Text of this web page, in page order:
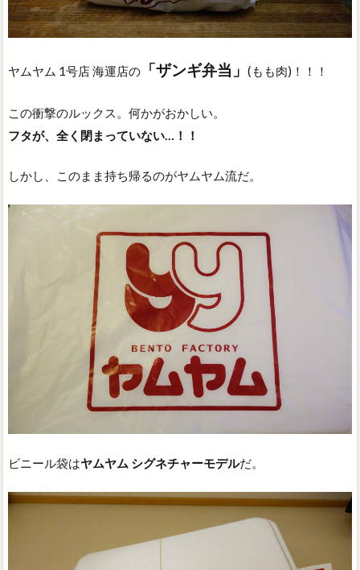
ヤムヤム 1号店 海運店の 「ザンギ弁当」 (もも肉)！！！
この衝撃のルックス。何かがおかしい。
フタが、全く閉まっていない…！！
しかし、このまま持ち帰るのがヤムヤム流だ。
ビニール袋はヤムヤム シグネチャーモデルだ。